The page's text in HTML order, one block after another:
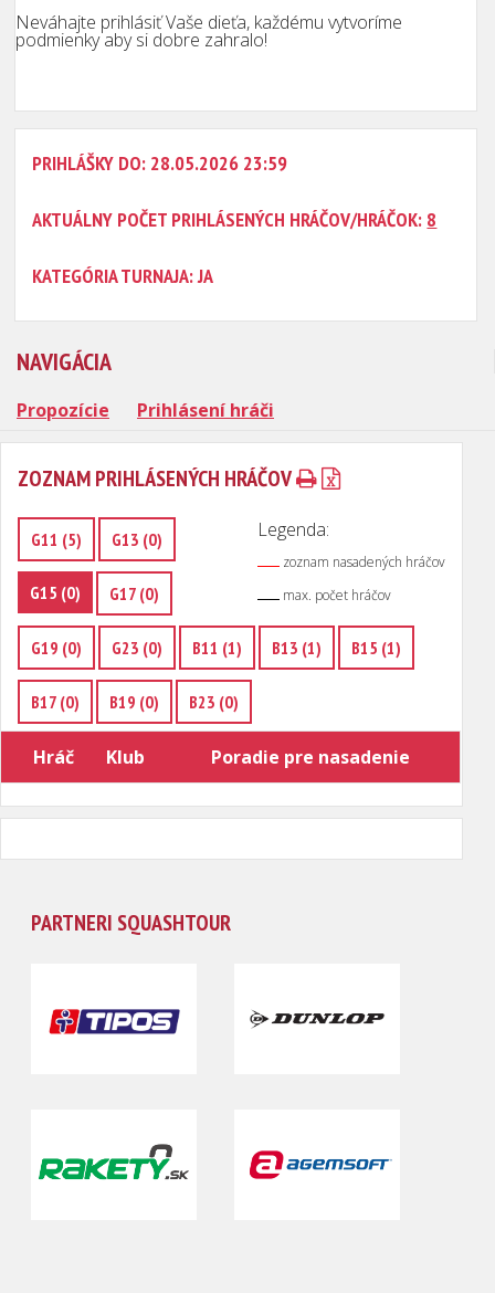
Neváhajte prihlásiť Vaše dieťa, každému vytvoríme
podmienky aby si dobre zahralo!
PRIHLÁŠKY DO: 28.05.2026 23:59
AKTUÁLNY POČET PRIHLÁSENÝCH HRÁČOV/HRÁČOK: 8
KATEGÓRIA TURNAJA: JA
NAVIGÁCIA
Propozície Prihlásení hráči
ZOZNAM PRIHLÁSENÝCH HRÁČOV
Legenda:
zoznam nasadených hráčov
max. počet hráčov
G11 (5) G13 (0)
G15 (0) G17 (0)
G19 (0) G23 (0) B11 (1) B13 (1) B15 (1)
B17 (0) B19 (0) B23 (0)
Hráč Klub Poradie pre nasadenie
PARTNERI SQUASHTOUR